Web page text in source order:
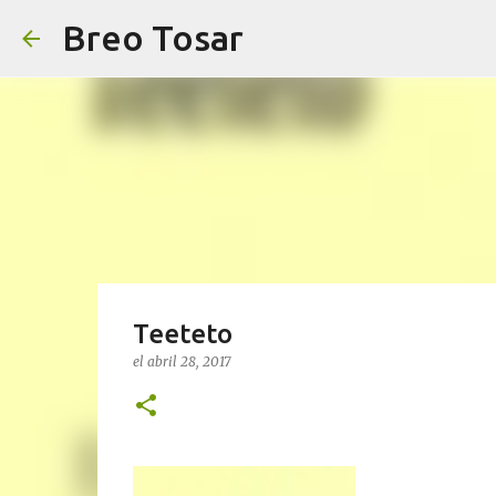
Breo Tosar
Teeteto
el abril 28, 2017